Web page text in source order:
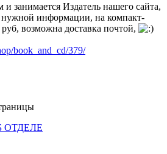
и занимается Издатель нашего сайта,
нужной информации, на компакт-
руб, возможна доставка почтой,
book_and_cd/379/